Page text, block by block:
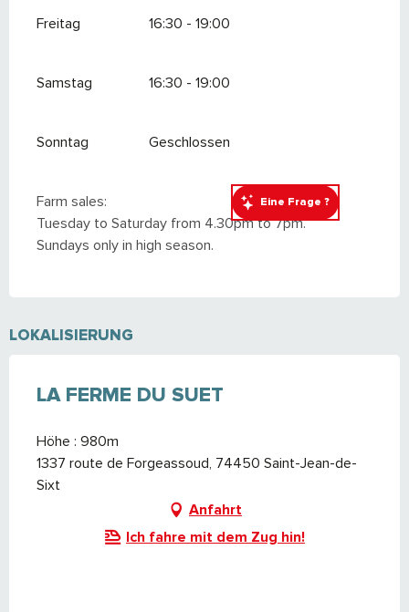
Eine Frage ?
Freitag 16:30 - 19:00
Samstag 16:30 - 19:00
Sonntag Geschlossen
Farm sales:
Tuesday to Saturday from 4.30pm to 7pm.
Sundays only in high season.
LOKALISIERUNG
LA FERME DU SUET
Höhe : 980m
1337 route de Forgeassoud, 74450 Saint-Jean-de-
Sixt
Anfahrt
Ich fahre mit dem Zug hin!